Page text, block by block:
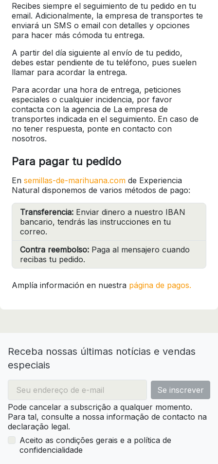
Recibes siempre el seguimiento de tu pedido en tu
email. Adicionalmente, la empresa de transportes te
enviará un SMS o email con detalles y opciones
para hacer más cómoda tu entrega.
A partir del día siguiente al envío de tu pedido,
debes estar pendiente de tu teléfono, pues suelen
llamar para acordar la entrega.
Para acordar una hora de entrega, peticiones
especiales o cualquier incidencia, por favor
contacta con la agencia de La empresa de
transportes indicada en el seguimiento. En caso de
no tener respuesta, ponte en contacto con
nosotros.
Para pagar tu pedido
En semillas-de-marihuana.com de Experiencia
Natural disponemos de varios métodos de pago:
Transferencia: Enviar dinero a nuestro IBAN
bancario, tendrás las instrucciones en tu
correo.
Contra reembolso: Paga al mensajero cuando
recibas tu pedido.
Amplía información en nuestra página de pagos.
Receba nossas últimas notícias e vendas
especiais
Pode cancelar a subscrição a qualquer momento.
Para tal, consulte a nossa informação de contacto na
declaração legal.
Aceito as condições gerais e a política de
confidencialidade